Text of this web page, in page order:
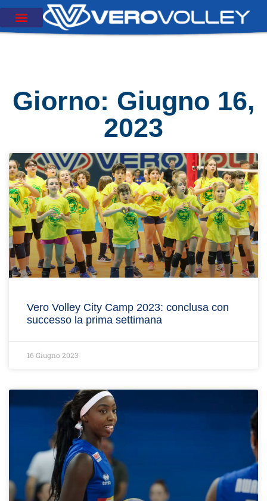
Giorno: Giugno 16,
2023
Vero Volley City Camp 2023: conclusa con
successo la prima settimana
16 Giugno 2023